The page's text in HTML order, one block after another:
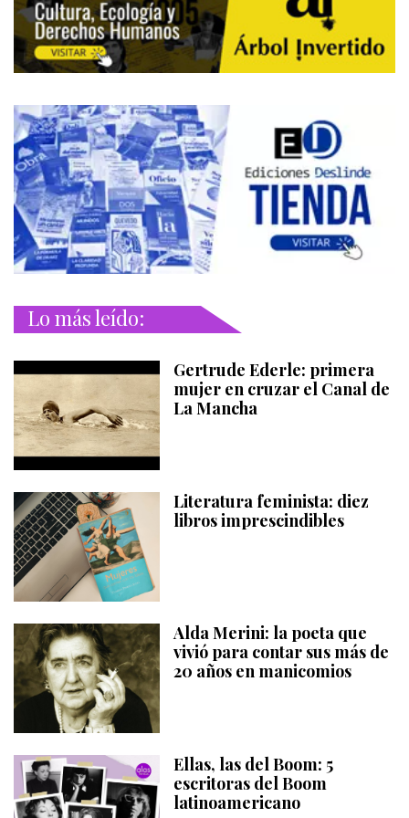
Lo más leído:
Gertrude Ederle: primera
mujer en cruzar el Canal de
La Mancha
Literatura feminista: diez
libros imprescindibles
Alda Merini: la poeta que
vivió para contar sus más de
20 años en manicomios
Ellas, las del Boom: 5
escritoras del Boom
latinoamericano